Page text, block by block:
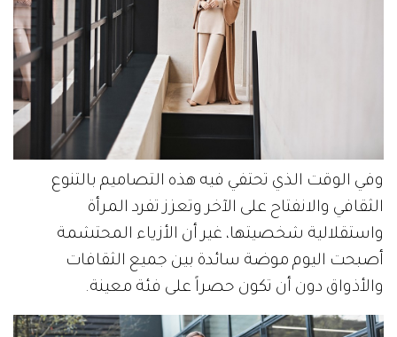
وفي الوقت الذي تحتفي فيه هذه التصاميم بالتنوع
الثقافي والانفتاح على الآخر وتعزز تفرد المرأة
واستقلالية شخصيتها، غير أن الأزياء المحتشمة
أصبحت اليوم موضة سائدة بين جميع الثقافات
والأذواق دون أن تكون حصراً على فئة معينة.